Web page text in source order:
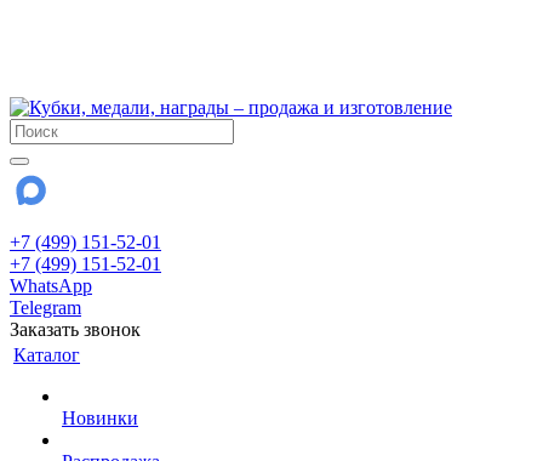
+7 (499) 151-52-01
+7 (499) 151-52-01
WhatsApp
Telegram
Заказать звонок
Каталог
Новинки